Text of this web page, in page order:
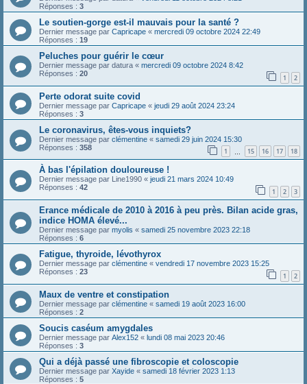
Réponses : 3
Le soutien-gorge est-il mauvais pour la santé ?
Dernier message par Capricape « mercredi 09 octobre 2024 22:49
Réponses : 19
Peluches pour guérir le cœur
Dernier message par datura « mercredi 09 octobre 2024 8:42
Réponses : 20 1 2
Perte odorat suite covid
Dernier message par Capricape « jeudi 29 août 2024 23:24
Réponses : 3
Le coronavirus, êtes-vous inquiets?
Dernier message par clémentine « samedi 29 juin 2024 15:30
Réponses : 358 1 15 16 17 18
À bas l'épilation douloureuse !
Dernier message par Line1990 « jeudi 21 mars 2024 10:49
Réponses : 42 1 2 3
Erance médicale de 2010 à 2016 à peu près. Bilan acide gras,
indice HOMA élevé...
Dernier message par myolis « samedi 25 novembre 2023 22:18
Réponses : 6
Fatigue, thyroide, lévothyrox
Dernier message par clémentine « vendredi 17 novembre 2023 15:25
Réponses : 23 1 2
Maux de ventre et constipation
Dernier message par clémentine « samedi 19 août 2023 16:00
Réponses : 2
Soucis caséum amygdales
Dernier message par Alex152 « lundi 08 mai 2023 20:46
Réponses : 3
Qui a déjà passé une fibroscopie et coloscopie
Dernier message par Xayide « samedi 18 février 2023 1:13
Réponses : 5